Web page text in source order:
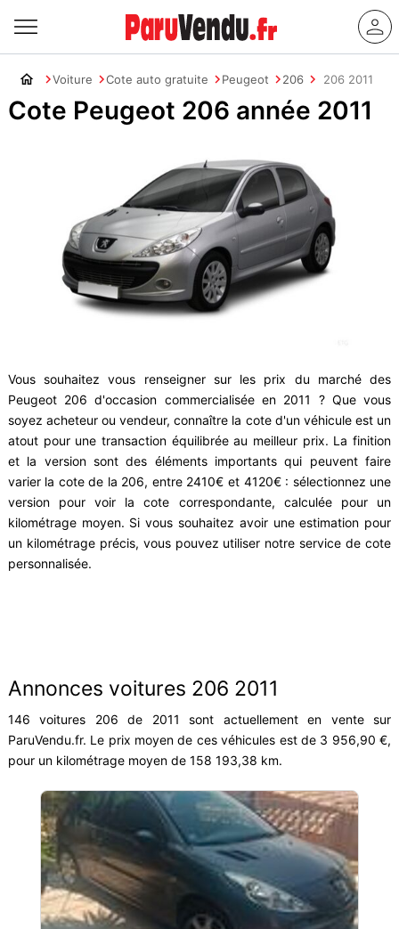
Voiture Cote auto gratuite Peugeot 206 206 2011
Cote Peugeot 206 année 2011
Vous souhaitez vous renseigner sur les prix du marché des
Peugeot 206 d'occasion commercialisée en 2011 ? Que vous
soyez acheteur ou vendeur, connaître la cote d'un véhicule est un
atout pour une transaction équilibrée au meilleur prix. La finition
et la version sont des éléments importants qui peuvent faire
varier la cote de la 206, entre 2410€ et 4120€ : sélectionnez une
version pour voir la cote correspondante, calculée pour un
kilométrage moyen. Si vous souhaitez avoir une estimation pour
un kilométrage précis, vous pouvez utiliser notre service de cote
personnalisée.
Annonces voitures 206 2011
146 voitures 206 de 2011 sont actuellement en vente sur
ParuVendu.fr. Le prix moyen de ces véhicules est de 3 956,90 €,
pour un kilométrage moyen de 158 193,38 km.